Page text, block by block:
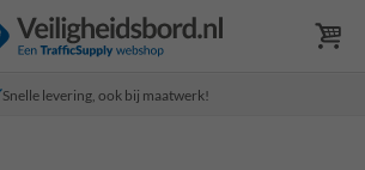
Snelle levering, ook bij maatwerk!